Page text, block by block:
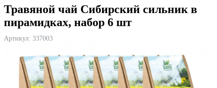
Травяной чай Сибирский сильник в
пирамидках, набор 6 шт
Артикул: 337003